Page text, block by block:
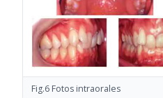
Fig.6 Fotos intraorales